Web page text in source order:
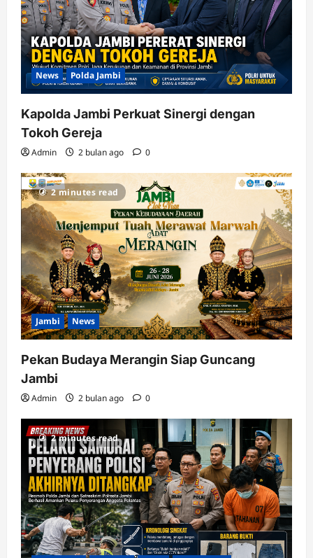
News Polda Jambi
Kapolda Jambi Perkuat Sinergi dengan
Tokoh Gereja
Admin 2 bulan ago 0
2 minutes read
Jambi News
Pekan Budaya Merangin Siap Guncang
Jambi
Admin 2 bulan ago 0
2 minutes read